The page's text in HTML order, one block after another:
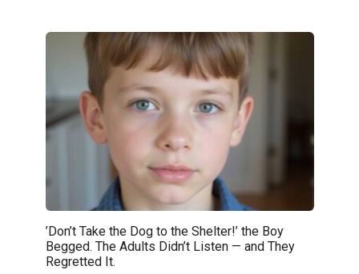
’Don’t Take the Dog to the Shelter!’ the Boy
Begged. The Adults Didn’t Listen — and They
Regretted It.